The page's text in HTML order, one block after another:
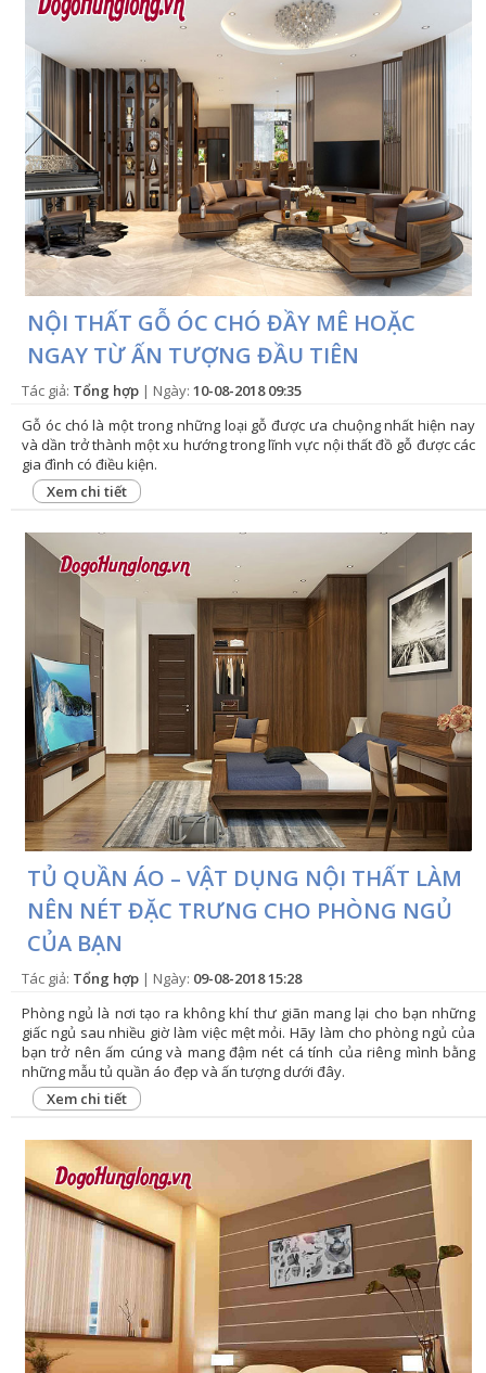
NỘI THẤT GỖ ÓC CHÓ ĐẦY MÊ HOẶC
NGAY TỪ ẤN TƯỢNG ĐẦU TIÊN
Tác giả: Tổng hợp | Ngày: 10-08-2018 09:35
Gỗ óc chó là một trong những loại gỗ được ưa chuộng nhất hiện nay
và dần trở thành một xu hướng trong lĩnh vực nội thất đồ gỗ được các
gia đình có điều kiện.
Xem chi tiết
TỦ QUẦN ÁO – VẬT DỤNG NỘI THẤT LÀM
NÊN NÉT ĐẶC TRƯNG CHO PHÒNG NGỦ
CỦA BẠN
Tác giả: Tổng hợp | Ngày: 09-08-2018 15:28
Phòng ngủ là nơi tạo ra không khí thư giãn mang lại cho bạn những
giấc ngủ sau nhiều giờ làm việc mệt mỏi. Hãy làm cho phòng ngủ của
bạn trở nên ấm cúng và mang đậm nét cá tính của riêng mình bằng
những mẫu tủ quần áo đẹp và ấn tượng dưới đây.
Xem chi tiết